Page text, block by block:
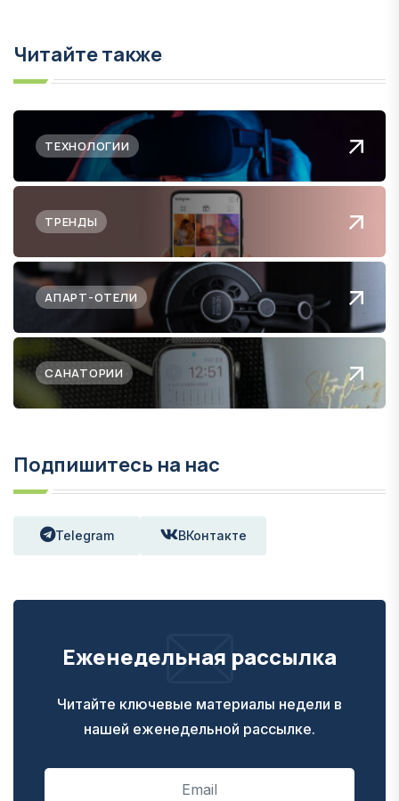
Читайте также
ТЕХНОЛОГИИ
ТРЕНДЫ
АПАРТ-ОТЕЛИ
САНАТОРИИ
Подпишитесь на нас
Telegram ВКонтакте
Еженедельная рассылка
Читайте ключевые материалы недели в
нашей еженедельной рассылке.